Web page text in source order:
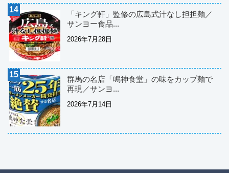
「キング軒」監修の広島式汁なし担担麺／
サンヨー食品...
2026年7月28日
群馬の名店「鳴神食堂」の味をカップ麺で
再現／サンヨ...
2026年7月14日